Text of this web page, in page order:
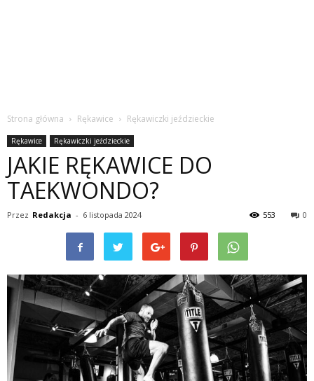
Strona główna Rękawice Rękawiczki jeździeckie
Rękawice Rękawiczki jeździeckie
JAKIE RĘKAWICE DO
TAEKWONDO?
Przez Redakcja - 6 listopada 2024 0
553